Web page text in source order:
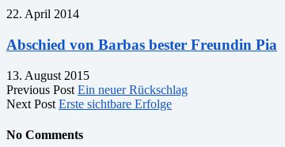
22. April 2014
Abschied von Barbas bester Freundin Pia
13. August 2015
Previous Post Ein neuer Rückschlag
Next Post Erste sichtbare Erfolge
No Comments